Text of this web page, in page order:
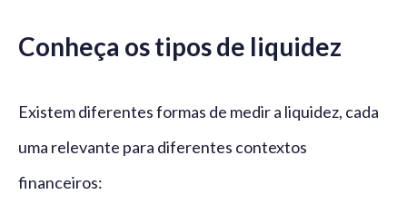
Conheça os tipos de liquidez
Existem diferentes formas de medir a liquidez, cada
uma relevante para diferentes contextos
financeiros: